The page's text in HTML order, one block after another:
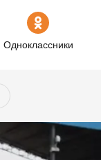
Одноклассники